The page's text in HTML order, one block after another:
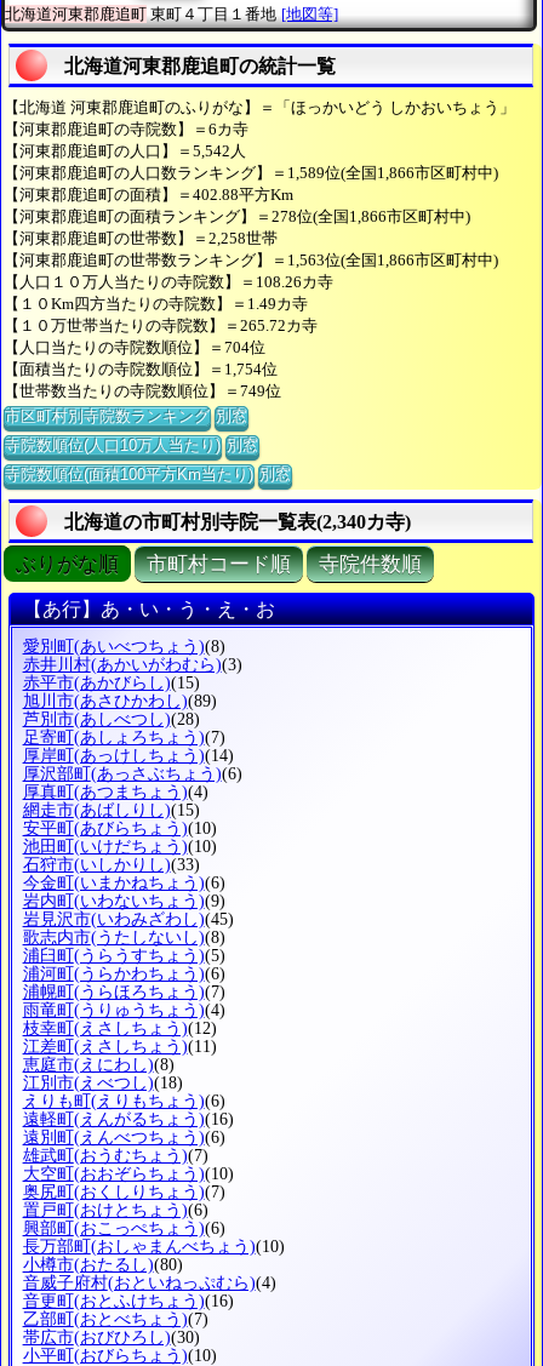
北海道河東郡鹿追町東町４丁目１番地 [地図等]
北海道河東郡鹿追町の統計一覧
【北海道 河東郡鹿追町のふりがな】＝「ほっかいどう しかおいちょう」
【河東郡鹿追町の寺院数】＝6カ寺
【河東郡鹿追町の人口】＝5,542人
【河東郡鹿追町の人口数ランキング】＝1,589位(全国1,866市区町村中)
【河東郡鹿追町の面積】＝402.88平方Km
【河東郡鹿追町の面積ランキング】＝278位(全国1,866市区町村中)
【河東郡鹿追町の世帯数】＝2,258世帯
【河東郡鹿追町の世帯数ランキング】＝1,563位(全国1,866市区町村中)
【人口１０万人当たりの寺院数】＝108.26カ寺
【１０Km四方当たりの寺院数】＝1.49カ寺
【１０万世帯当たりの寺院数】＝265.72カ寺
【人口当たりの寺院数順位】＝704位
【面積当たりの寺院数順位】＝1,754位
【世帯数当たりの寺院数順位】＝749位
市区町村別寺院数ランキング 別窓
寺院数順位(人口10万人当たり) 別窓
寺院数順位(面積100平方Km当たり) 別窓
北海道の市町村別寺院一覧表(2,340カ寺)
ぶりがな順 市町村コード順 寺院件数順
【あ行】あ・い・う・え・お
愛別町 (あいべつちょう)(8)
赤井川村(あかいがわむら)(3)
赤平市(あかびらし)(15)
旭川市(あさひかわし)(89)
芦別市(あしべつし)(28)
足寄町 (あしょろちょう)(7)
厚岸町 (あっけしちょう)(14)
厚沢部町 (あっさぶちょう)(6)
厚真町 (あつまちょう)(4)
網走市(あばしりし)(15)
安平町 (あびらちょう)(10)
池田町 (いけだちょう)(10)
石狩市(いしかりし)(33)
今金町 (いまかねちょう)(6)
岩内町 (いわないちょう)(9)
岩見沢市(いわみざわし)(45)
歌志内市(うたしないし)(8)
浦臼町 (うらうすちょう)(5)
浦河町 (うらかわちょう)(6)
浦幌町 (うらほろちょう)(7)
雨竜町 (うりゅうちょう)(4)
枝幸町 (えさしちょう)(12)
江差町 (えさしちょう)(11)
恵庭市(えにわし)(8)
江別市(えべつし)(18)
えりも町 (えりもちょう)(6)
遠軽町 (えんがるちょう)(16)
遠別町 (えんべつちょう)(6)
雄武町 (おうむちょう)(7)
大空町 (おおぞらちょう)(10)
奥尻町 (おくしりちょう)(7)
置戸町 (おけとちょう)(6)
興部町 (おこっぺちょう)(6)
長万部町 (おしゃまんべちょう)(10)
小樽市(おたるし)(80)
音威子府村(おといねっぷむら)(4)
音更町 (おとふけちょう)(16)
乙部町 (おとべちょう)(7)
帯広市(おびひろし)(30)
小平町 (おびらちょう)(10)